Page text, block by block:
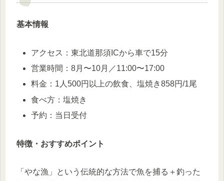
基本情報
アクセス：東北道那須ICから車で15分
営業時間：8月〜10月／11:00〜17:00
料金：1人500円以上の飲食、塩焼き858円/1尾
食べ方：塩焼き
予約：当日受付
特徴・おすすめポイント
「やな漁」という伝統的な方法で魚を捕る＋釣った